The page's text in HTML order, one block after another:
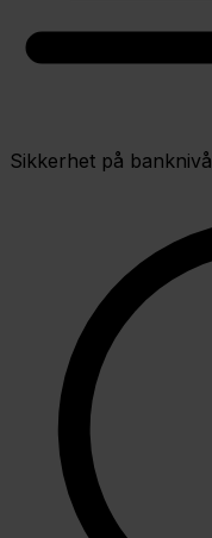
Sikkerhet på banknivå